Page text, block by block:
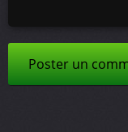
Poster un